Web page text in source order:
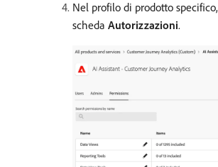
Nel profilo di prodotto
scheda Autorizzazioni.